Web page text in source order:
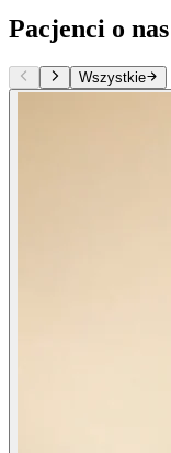
Pacjenci o
Wszystkie